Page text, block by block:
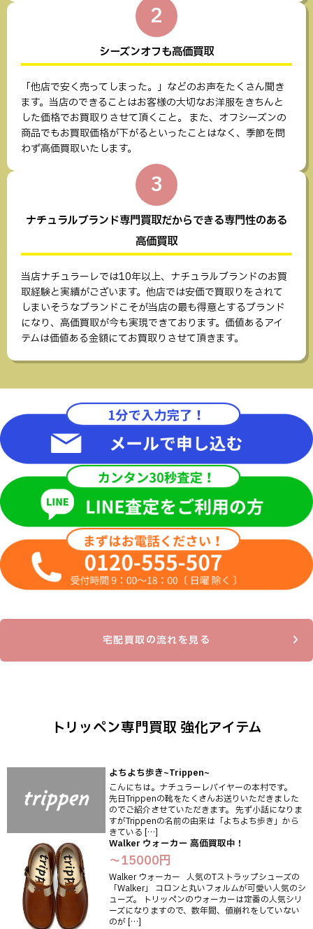
2
シーズンオフも高価買取
「他店で安く売ってしまった。」などのお声をたくさん聞き
ます。当店のできることはお客様の大切なお洋服をきちんと
した価格でお買取りさせて頂くこと。 また、オフシーズンの
商品でもお買取価格が下がるといったことはなく、季節を問
わず高価買取いたします。
3
ナチュラルブランド専門買取だからできる専門性のある
高価買取
当店ナチュラーレでは10年以上、ナチュラルブランドのお買
取経験と実績がございます。他店では安価で買取りをされて
しまいそうなブランドこそが当店の最も得意とするブランド
になり、高価買取が今も実現できております。価値あるアイ
テムは価値ある金額にてお買取りさせて頂きます。
宅配買取の流れを見る
トリッペン専門買取 強化アイテム
よちよち歩き~Trippen~
こんにちは。ナチュラーレバイヤーの本村です。
先日Trippenの靴をたくさんお送りいただきました
のでご紹介させていただきます。 先ず小話になりま
すがTrippenの名前の由来は「よちよち歩き」から
きている […]
Walker ウォーカー 高価買取中！
～15000円
Walker ウォーカー 人気のTストラップシューズの
「Walker」 コロンと丸いフォルムが可愛い人気のシ
ューズ。 トリッペンのウォーカーは定番の人気シリ
ーズになりますので、数年間、値崩れをしていない
のが […]